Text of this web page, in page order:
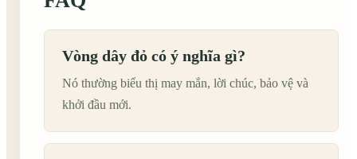
Vòng dây đỏ có ý nghĩa gì?
Nó thường biểu thị may mắn, lời chúc, bảo vệ và
khởi đầu mới.